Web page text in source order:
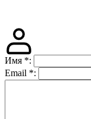
Имя *:
Email *: